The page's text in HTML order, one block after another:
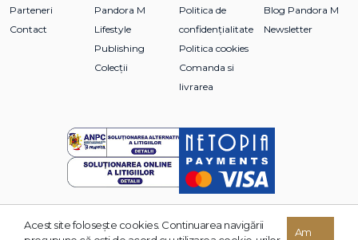
Parteneri
Contact
Pandora M
Lifestyle
Publishing
Colecții
Politica de
confidențialitate
Politica cookies
Comanda si
livrarea
Blog Pandora M
Newsletter
© 2026 Grupul Editorial TREI. Toate drepturile rezervate.
Acest site foloseşte cookies. Continuarea navigării
Am